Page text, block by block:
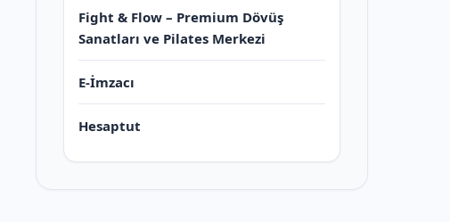
Fight & Flow – Premium Dövüş
Sanatları ve Pilates Merkezi
E-İmzacı
Hesaptut